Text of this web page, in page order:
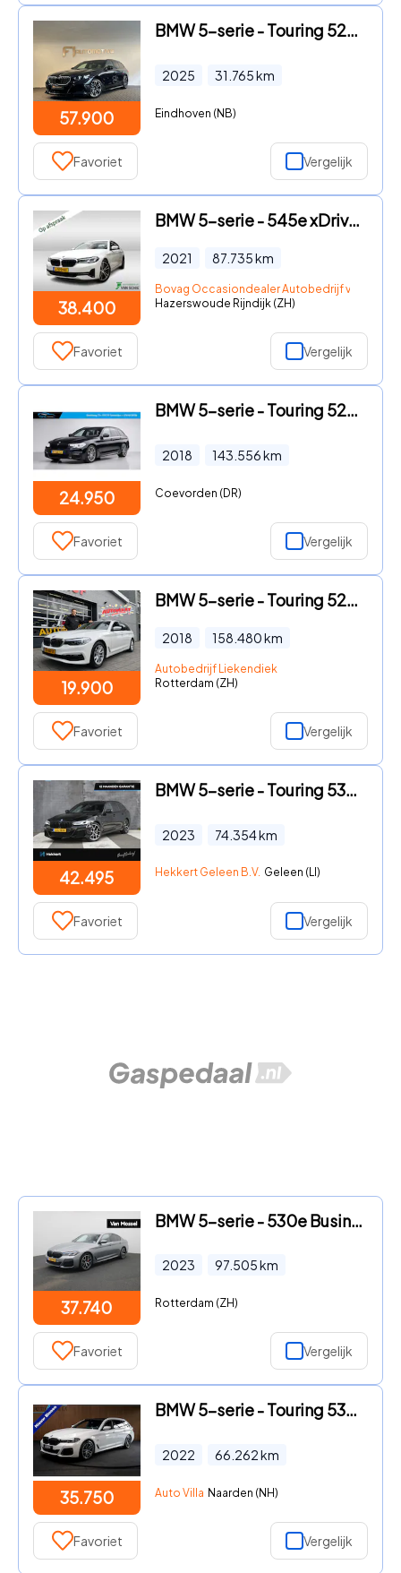
57.900
BMW 5-serie - Touring 520i M Sport Pano|HuD|H/K|Memory|Trekhaak
2025 31.765km
Eindhoven (NB)
Favoriet Vergelijk
38.400
BMW 5-serie - 545e xDrive Business Edition Plus 1e-Eig. & Dealer-Onderh. B
2021 87.735km
Bovag Occasiondealer Autobedrijf van Schie
Hazerswoude Rijndijk (ZH)
Favoriet Vergelijk
24.950
BMW 5-serie - Touring 525d High Executive
2018 143.556km
Coevorden (DR)
Favoriet Vergelijk
19.900
BMW 5-serie - Touring 520i Executive - Panorama dak -Schuifdak I Navigatie
2018 158.480km
Autobedrijf Liekendiek
Rotterdam (ZH)
Favoriet Vergelijk
42.495
BMW 5-serie - Touring 530e High Executive M-Sport 292pk PHEV Automaat PANO
2023 74.354km
Hekkert Geleen B.V. Geleen (LI)
Favoriet Vergelijk
37.740
BMW 5-serie - 530e Business Edition Plus 292PK | M Sport Pro | Laser kopla
2023 97.505km
Rotterdam (ZH)
Favoriet Vergelijk
35.750
BMW 5-serie - Touring 530e M-Sport Navi Leer Sportstoelen PDC Climate voor
2022 66.262km
Auto Villa Naarden (NH)
Favoriet Vergelijk